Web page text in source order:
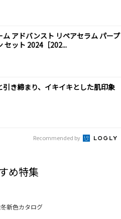
ム アドバンスト リペアセラム パープ
セット 2024［202...
引き締まり、イキイキとした肌印象
Recommended by
め特集
新色カタログ